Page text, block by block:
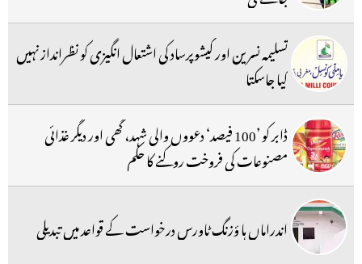
تسلیمہ نسرین اور کیشوپرساد کی اشتعال انگیزی کو نظرانداز نہیں
کیا جاسکتا
ڈابر کو ’100 فیصد‘ دعووں والی شہد، گھی اور دیگر غذائی
مصنوعات کی فروخت روکنے کا حکم
اندراماں ہا ؤزنگ ٹاورس درخواست کے قواعد میں تبدیلی